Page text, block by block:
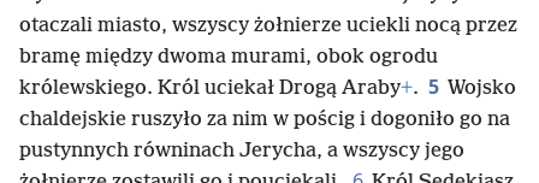
otaczali miasto, wszyscy żołnierze uciekli nocą przez
bramę między dwoma murami, obok ogrodu
królewskiego. Król uciekał Drogą Araby+. 5 Wojsko
chaldejskie ruszyło za nim w pościg i dogoniło go na
pustynnych równinach Jerycha, a wszyscy jego